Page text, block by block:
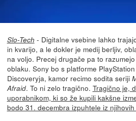
Slo-Tech - Digitalne vsebine lahko
in kvarijo, a le dokler je medij berljiv,
na voljo. Precej drugače pa to
oblaku. Sony bo s platforme
Discoveryja, kamor recimo sodita seriji
Afraid. To ni zelo tragično. Tragično je,
uporabnikom, ki so že kupili kakšne
bodo 31. decembra izpuhtele iz njihovih